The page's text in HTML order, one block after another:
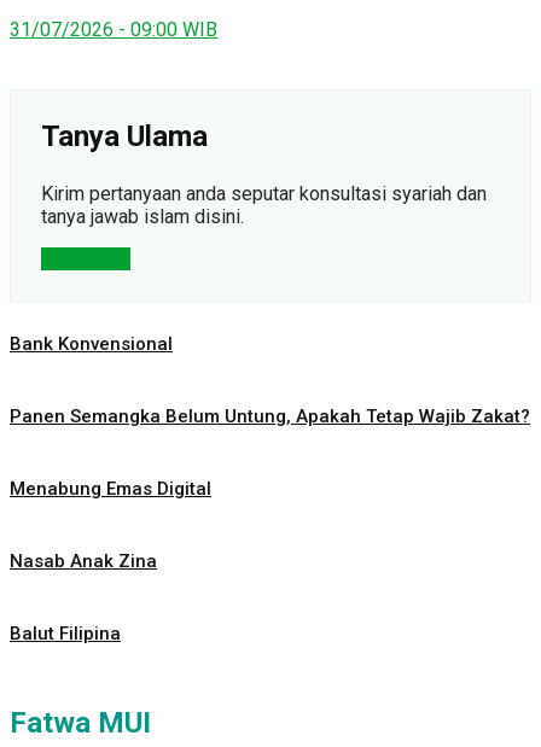
31/07/2026 - 09:00 WIB
Tanya Ulama
Kirim pertanyaan anda seputar konsultasi syariah dan
tanya jawab islam disini.
Bank Konvensional
Panen Semangka Belum Untung, Apakah Tetap Wajib Zakat?
Menabung Emas Digital
Nasab Anak Zina
Balut Filipina
Fatwa MUI